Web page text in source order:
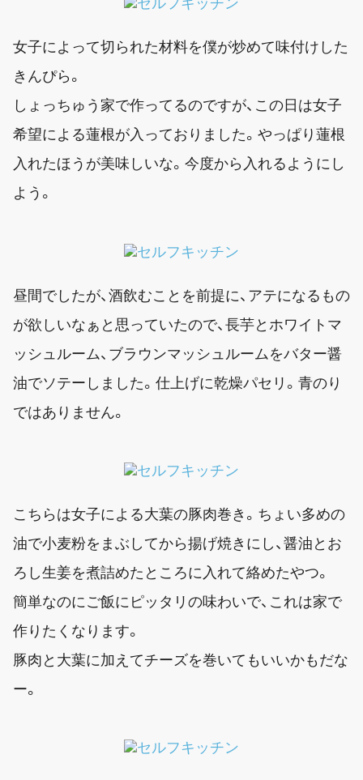
女子によって切られた材料を僕が炒めて味付けした
きんぴら。
しょっちゅう家で作ってるのですが、この日は女子
希望による蓮根が入っておりました。やっぱり蓮根
入れたほうが美味しいな。今度から入れるようにし
よう。
昼間でしたが、酒飲むことを前提に、アテになるもの
が欲しいなぁと思っていたので、長芋とホワイトマ
ッシュルーム、ブラウンマッシュルームをバター醤
油でソテーしました。仕上げに乾燥パセリ。青のり
ではありません。
こちらは女子による大葉の豚肉巻き。ちょい多めの
油で小麦粉をまぶしてから揚げ焼きにし、醤油とお
ろし生姜を煮詰めたところに入れて絡めたやつ。
簡単なのにご飯にピッタリの味わいで、これは家で
作りたくなります。
豚肉と大葉に加えてチーズを巻いてもいいかもだな
ー。